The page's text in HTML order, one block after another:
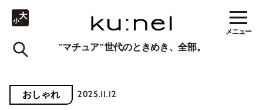
"マチュア"世代のときめき、全部。
メニュー
おしゃれ 2025.11.12